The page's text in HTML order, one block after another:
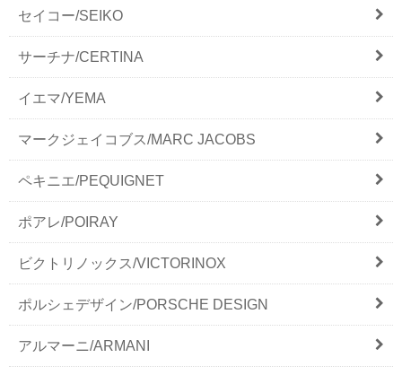
セイコー/SEIKO
サーチナ/CERTINA
イエマ/YEMA
マークジェイコブス/MARC JACOBS
ペキニエ/PEQUIGNET
ポアレ/POIRAY
ビクトリノックス/VICTORINOX
ポルシェデザイン/PORSCHE DESIGN
アルマーニ/ARMANI